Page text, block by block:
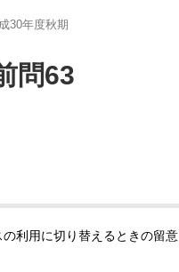
30年度秋期
問63
利用に切り替えるときの留意